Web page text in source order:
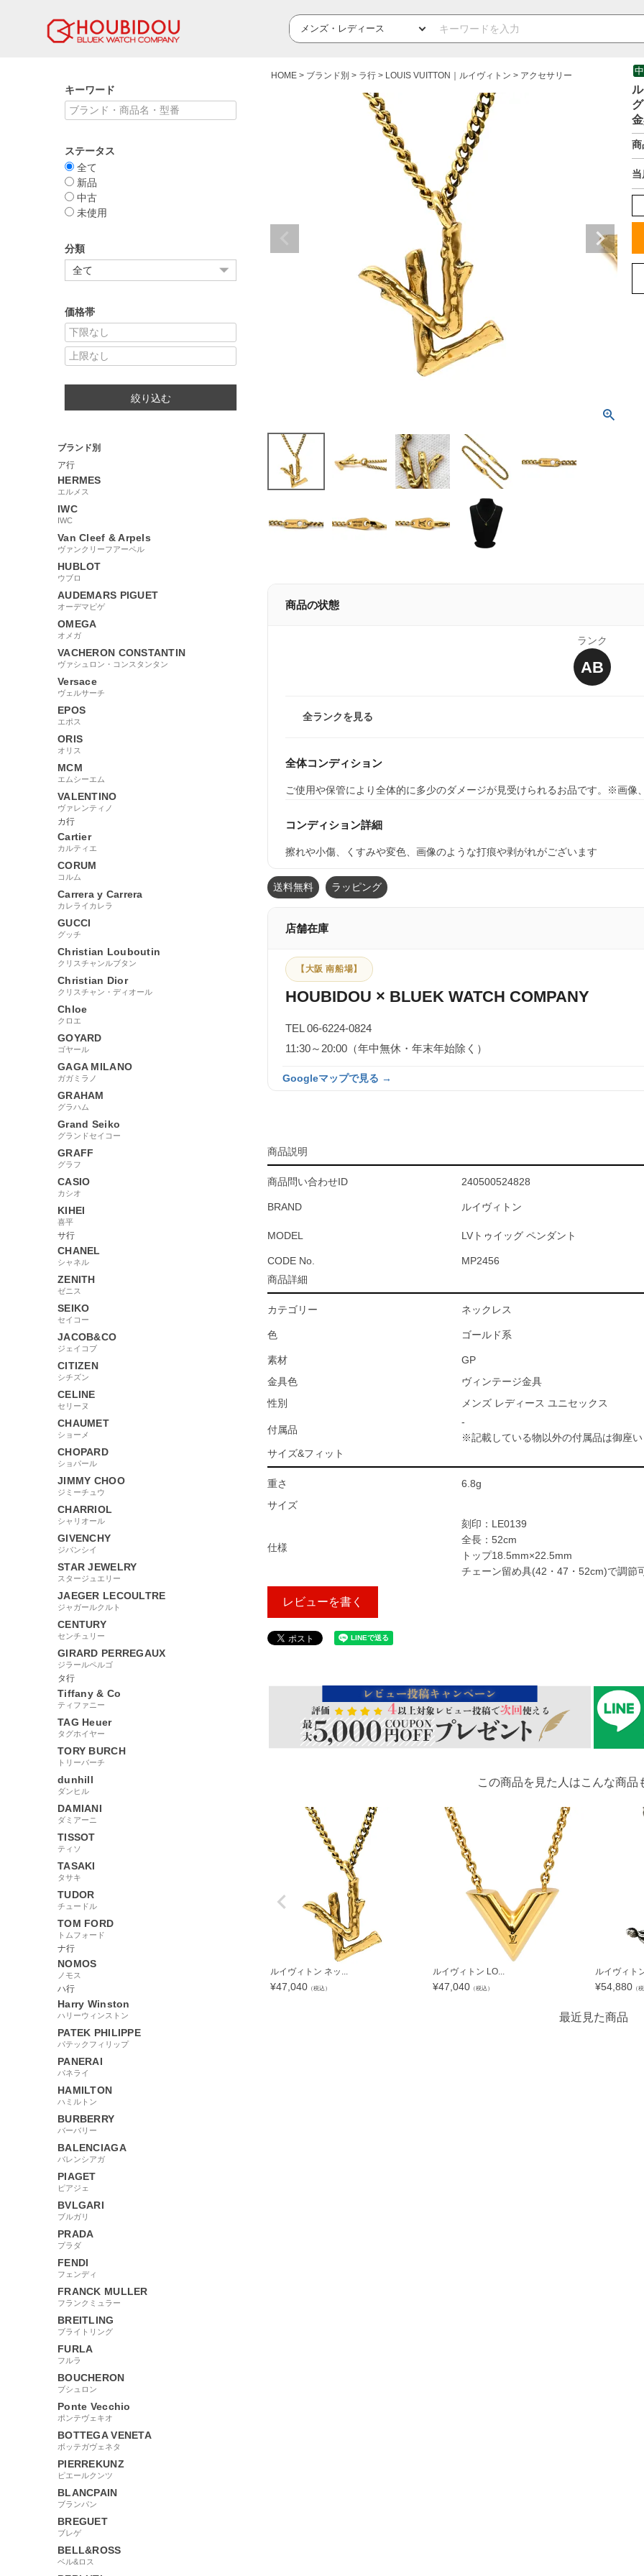
キーワード
ステータス
全て
新品
中古
未使用
分類
価格帯
絞り込む
ブランド別
ア行
HERMES
エルメス
IWC
IWC
Van Cleef & Arpels
ヴァンクリーフアーペル
HUBLOT
ウブロ
AUDEMARS PIGUET
オーデマピゲ
OMEGA
オメガ
VACHERON CONSTANTIN
ヴァシュロン・コンスタンタン
Versace
ヴェルサーチ
EPOS
エポス
ORIS
オリス
MCM
エムシーエム
VALENTINO
ヴァレンティノ
カ行
Cartier
カルティエ
CORUM
コルム
Carrera y Carrera
カレライカレラ
GUCCI
グッチ
Christian Louboutin
クリスチャンルブタン
Christian Dior
クリスチャン・ディオール
Chloe
クロエ
GOYARD
ゴヤール
GAGA MILANO
ガガミラノ
GRAHAM
グラハム
Grand Seiko
グランドセイコー
GRAFF
グラフ
CASIO
カシオ
KIHEI
喜平
サ行
CHANEL
シャネル
ZENITH
ゼニス
SEIKO
セイコー
JACOB&CO
ジェイコブ
CITIZEN
シチズン
CELINE
セリーヌ
CHAUMET
ショーメ
CHOPARD
ショパール
JIMMY CHOO
ジミーチュウ
CHARRIOL
シャリオール
GIVENCHY
ジバンシイ
STAR JEWELRY
スタージュエリー
JAEGER LECOULTRE
ジャガールクルト
CENTURY
センチュリー
GIRARD PERREGAUX
ジラールペルゴ
タ行
Tiffany & Co
ティファニー
TAG Heuer
タグホイヤー
TORY BURCH
トリーバーチ
dunhill
ダンヒル
DAMIANI
ダミアーニ
TISSOT
ティソ
TASAKI
タサキ
TUDOR
チュードル
TOM FORD
トムフォード
ナ行
NOMOS
ノモス
ハ行
Harry Winston
ハリーウィンストン
PATEK PHILIPPE
パテックフィリップ
PANERAI
パネライ
HAMILTON
ハミルトン
BURBERRY
バーバリー
BALENCIAGA
バレンシアガ
PIAGET
ピアジェ
BVLGARI
ブルガリ
PRADA
プラダ
FENDI
フェンディ
FRANCK MULLER
フランクミュラー
BREITLING
ブライトリング
FURLA
フルラ
BOUCHERON
ブシュロン
Ponte Vecchio
ポンテヴェキオ
BOTTEGA VENETA
ボッテガヴェネタ
PIERREKUNZ
ピエールクンツ
BLANCPAIN
ブランパン
BREGUET
ブレゲ
BELL&ROSS
ベル&ロス
HOME ブランド別 ラ行 LOUIS VUITTON｜ルイヴィトン アクセサリー
商
当
商品の状態
ランク
AB
全ランクを見る
全体コンディション
ご使用や保管により全体的に多少のダメージが見受けられるお品です。※画像
コンディション詳細
擦れや小傷、くすみや変色、画像のような打痕や剥がれがございます
送料無料 ラッピング
店舗在庫
【大阪 南船場】
HOUBIDOU × BLUEK WATCH COMPANY
TEL 06-6224-0824
11:30～20:00（年中無休・年末年始除く）
Googleマップで見る →
商品説明
商品問い合わせID 240500524828
BRAND ルイヴィトン
MODEL LVトゥイッグ ペンダント
CODE No.
MP2456
商品詳細
カテゴリー ネックレス
色 ゴールド系
素材
GP
金具色
ヴィンテージ金具
性別
メンズ レディース ユニセックス
付属品
-
※記載している物以外の付属品は御座い
サイズ&フィット
重さ
6.8g
サイズ
仕様
刻印：LE0139
全長：52cm
トップ18.5mm×22.5mm
チェーン留め具(42・47・52cm)で調節
レビューを書く
この商品を見た人はこんな商品
ルイヴィトン ネッ...
¥47,040 （税込）
ルイヴィトン LO...
¥47,040 （税込）
ルイヴィト
¥54,880 （
最近見た商品